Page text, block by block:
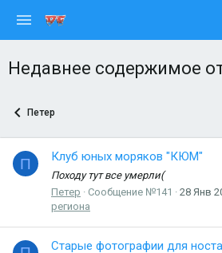
Недавнее содержимое
Петер
П Клуб юных моряков "КЮМ"
Походу тут все умерли(
Петер
Сообщение №141 28 Янв
региона
Старые фотографии для